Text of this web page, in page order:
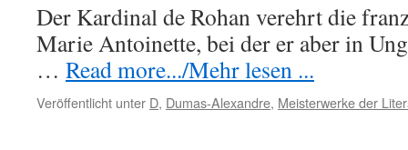
Der Kardinal de Rohan verehrt die
Marie Antoinette, bei der er aber in
… Read more.../Mehr lesen ...
Veröffentlicht unter D, Dumas-Alexandre, Meisterwerke der